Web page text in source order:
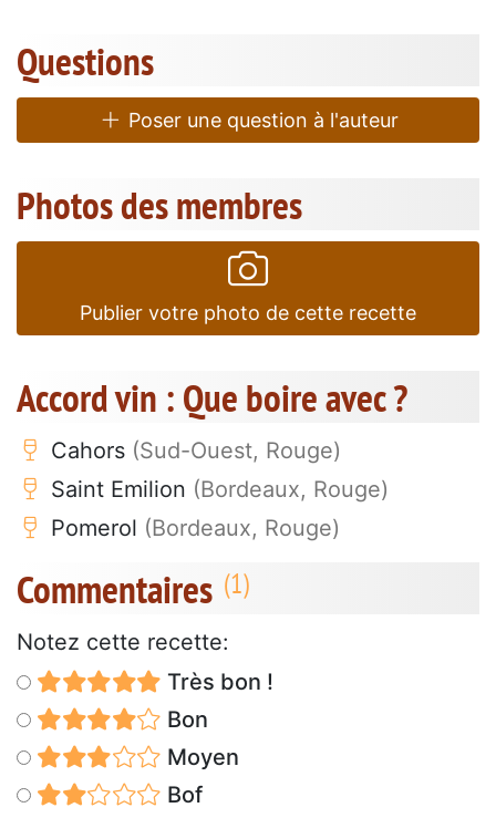
Questions
Poser une question à l'auteur
Photos des membres
Publier votre photo de cette recette
Accord vin : Que boire avec ?
Cahors (Sud-Ouest, Rouge)
Saint Emilion (Bordeaux, Rouge)
Pomerol (Bordeaux, Rouge)
Commentaires
Notez cette recette:
Très bon !
Bon
Moyen
Bof